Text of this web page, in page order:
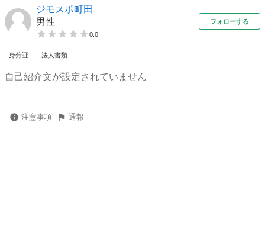
ジモスポ町田
男性
0.0
フォローする
身分証 法人書類
自己紹介文が設定されていません
注意事項 通報